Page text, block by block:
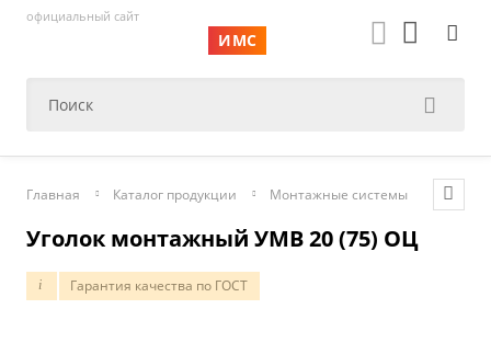
официальный сайт
ИМС
Главная Каталог продукции Монтажные системы
Уголок монтажный УМВ 20 (75) ОЦ
i Гарантия качества по ГОСТ